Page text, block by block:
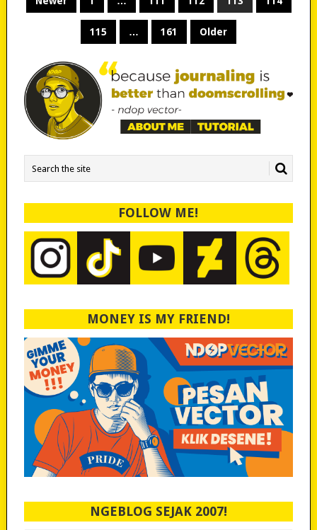
PAGINATION
115 … 161 Older
FOLLOW ME!
MONEY IS MY FRIEND!
NGEBLOG SEJAK 2007!